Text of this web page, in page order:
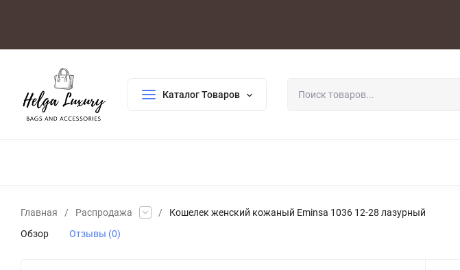
Каталог Товаров
Главная / Распродажа /
Кошелек женский кожаный Eminsa 1036 12-28 лазурный
Обзор
Отзывы (0)